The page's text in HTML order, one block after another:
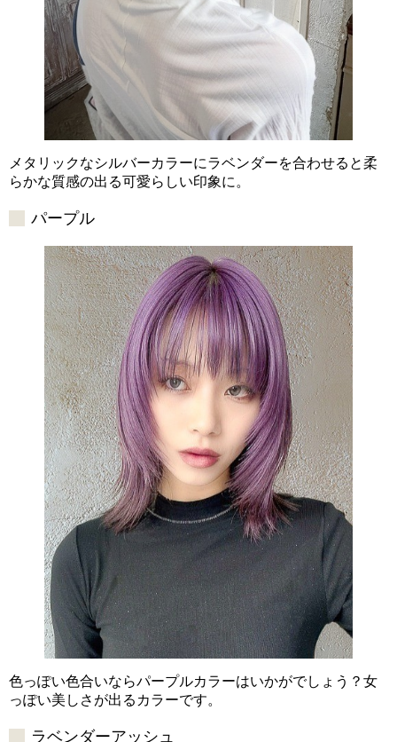
メタリックなシルバーカラーにラベンダーを合わせると柔
らかな質感の出る可愛らしい印象に。
パープル
色っぽい色合いならパープルカラーはいかがでしょう？女
っぽい美しさが出るカラーです。
ラベンダーアッシュ